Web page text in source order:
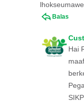
lhokseumawe
Balas
Hai